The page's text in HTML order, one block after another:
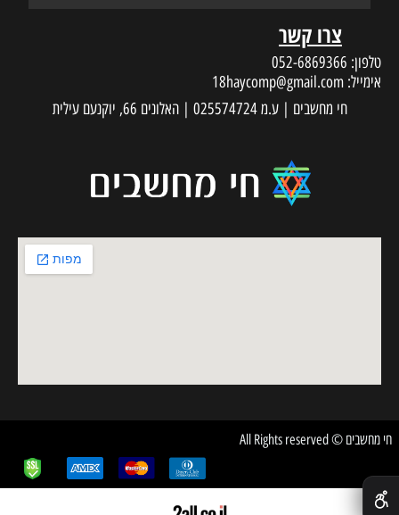
צרו קשר
טלפון: 052-6869366
אימייל: 18haycomp@gmail.com
חי מחשבים | ע.מ 025574724 | האלונים 66, יוקנעם עילית
חי מחשבים © All Rights reserved